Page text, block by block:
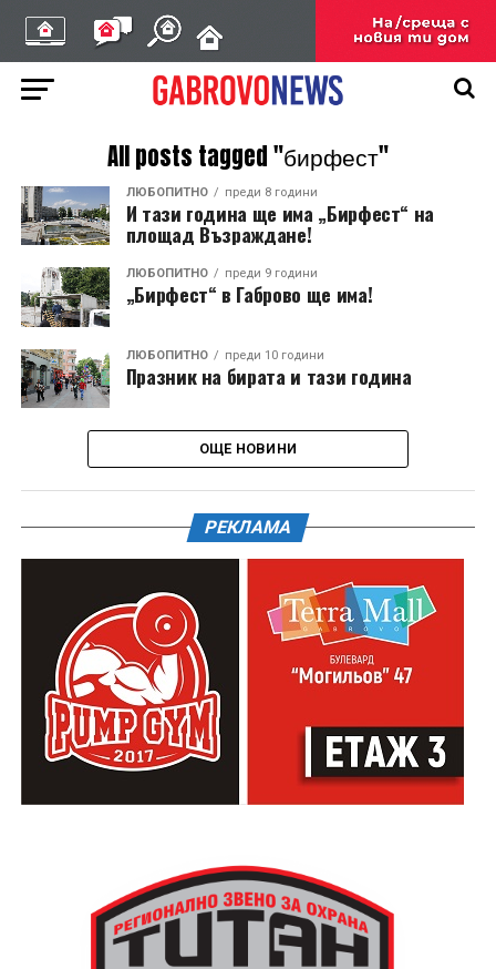
All posts tagged "бирфест"
ЛЮБОПИТНО преди 8 години
И тази година ще има „Бирфест“ на
площад Възраждане!
ЛЮБОПИТНО преди 9 години
„Бирфест“ в Габрово ще има!
ЛЮБОПИТНО преди 10 години
Празник на бирата и тази година
ОЩЕ НОВИНИ
РЕКЛАМА